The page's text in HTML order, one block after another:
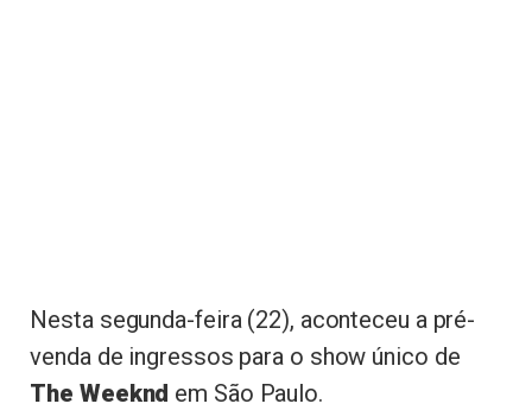
Nesta segunda-feira (22), aconteceu a pré-
venda de ingressos para o show único de
The Weeknd em São Paulo.